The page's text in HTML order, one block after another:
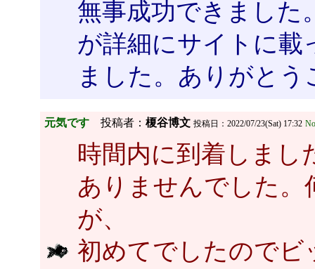
無事成功できました
が詳細にサイトに載
ました。ありがと
元気です投稿者： 榎谷博文 投稿日：2022/07/23(Sat) 17:32
時間内に到着しまし
ありませんでした。
が、
初めてでしたのでビ